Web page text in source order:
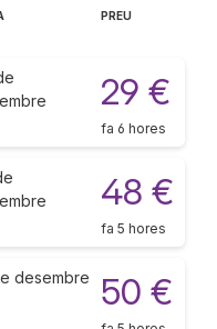
PREU
29 €
fa 6 hores
48 €
fa 5 hores
desembre 50 €